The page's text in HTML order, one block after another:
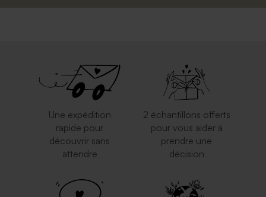
Une expédition
rapide pour
découvrir sans
attendre
2 échantillons offerts
pour vous aider à
prendre une
décision